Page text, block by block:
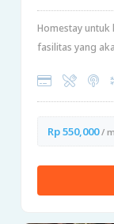
Homestay
fasilitas yang
Rp 550,000/